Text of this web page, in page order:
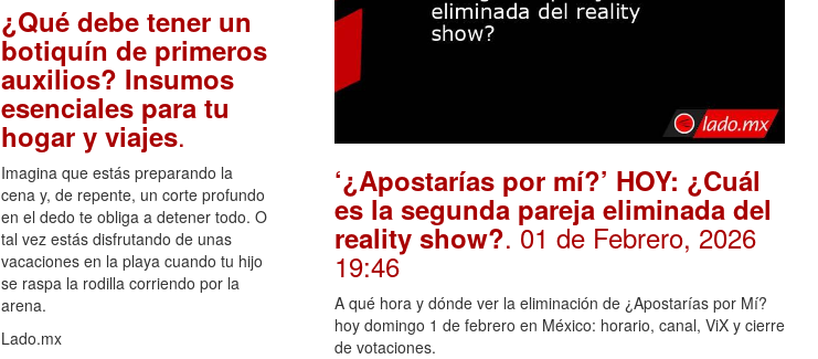
¿Qué debe tener un
botiquín de primeros
auxilios? Insumos
esenciales para tu
hogar y viajes.
Imagina que estás preparando la
cena y, de repente, un corte profundo
en el dedo te obliga a detener todo. O
tal vez estás disfrutando de unas
vacaciones en la playa cuando tu hijo
se raspa la rodilla corriendo por la
arena.
Lado.mx
‘¿Apostarías por mí?’ HOY: ¿Cuál
es la segunda pareja eliminada del
reality show?. 01 de Febrero, 2026
19:46
A qué hora y dónde ver la eliminación de ¿Apostarías por Mí?
hoy domingo 1 de febrero en México: horario, canal, ViX y cierre
de votaciones.